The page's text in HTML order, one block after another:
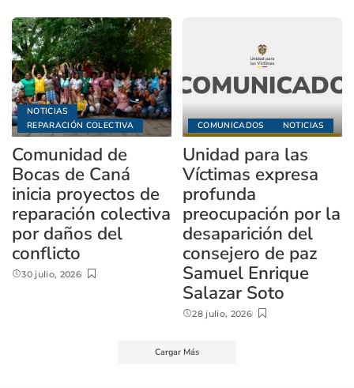
NOTICIAS
REPARACIÓN COLECTIVA
Comunidad de
Bocas de Caná
inicia proyectos de
reparación colectiva
por daños del
conflicto
30 julio, 2026
COMUNICADOS NOTICIAS
Unidad para las
Víctimas expresa
profunda
preocupación por la
desaparición del
consejero de paz
Samuel Enrique
Salazar Soto
28 julio, 2026
Cargar Más